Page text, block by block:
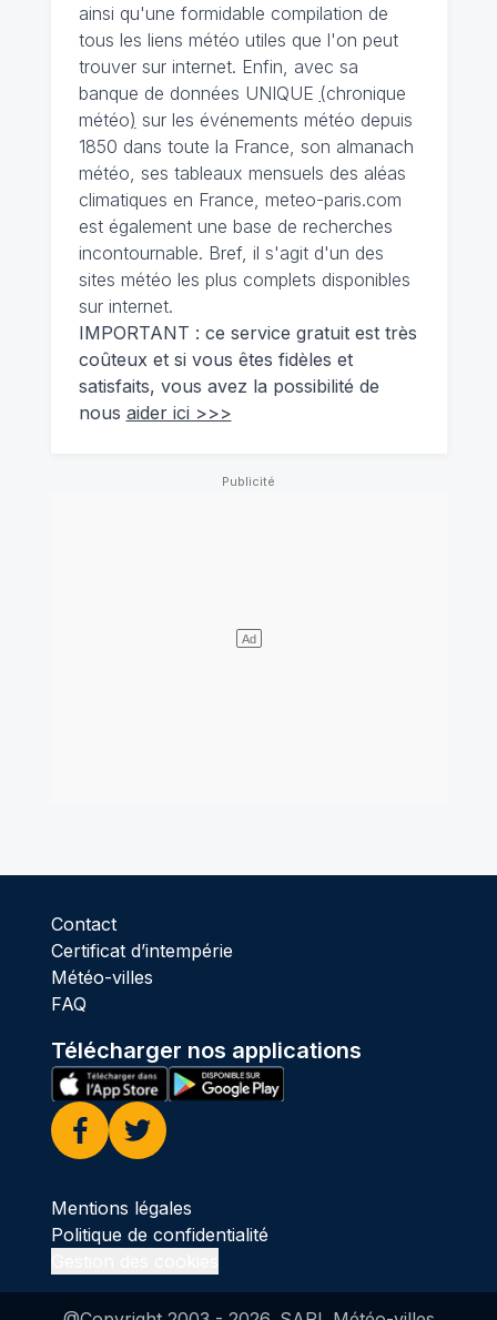
ainsi qu'une formidable compilation de
tous les liens météo utiles que l'on peut
trouver sur internet. Enfin, avec sa
banque de données UNIQUE (chronique
météo) sur les événements météo depuis
1850 dans toute la France, son almanach
météo, ses tableaux mensuels des aléas
climatiques en France, meteo-paris.com
est également une base de recherches
incontournable. Bref, il s'agit d'un des
sites météo les plus complets disponibles
sur internet.
IMPORTANT : ce service gratuit est très
coûteux et si vous êtes fidèles et
satisfaits, vous avez la possibilité de
nous aider ici >>>
Contact
Certificat d’intempérie
Météo-villes
FAQ
Télécharger nos applications
Facebook
Twitter
Mentions légales
Politique de confidentialité